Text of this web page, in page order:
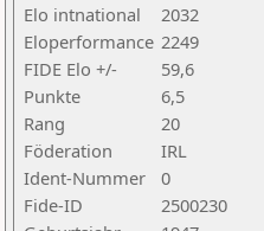
Elo intnational
2032
Eloperformance 2249
FIDE Elo +/-
59,6
Punkte
6,5
Rang
20
Föderation
IRL
Ident-Nummer
0
Fide-ID
2500230